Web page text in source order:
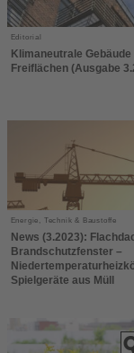
Editorial
Klimaneutrale Gebäude
Freiflächen (Ausgabe
Energie, Technik & Baustoffe
News (3.2023):
Brandschutzfenster –
Spielgeräte aus Müll